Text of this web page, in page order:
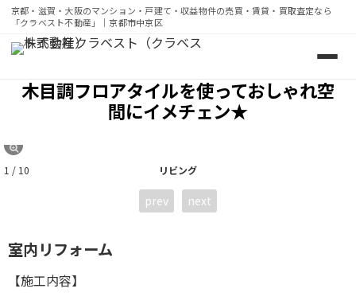
京都・滋賀・大阪のマンション・戸建て・収益物件の売買・賃貸・買取査定なら
「クラベスト不動産」｜京都市中京区
京都・滋賀・大阪のマンション・戸建て・収益物件の売
木目調フロアタイルを使っておしゃれ空
間にイメチェン★
リビング
1 / 10
prev next
室内リフォーム
【施工内容】